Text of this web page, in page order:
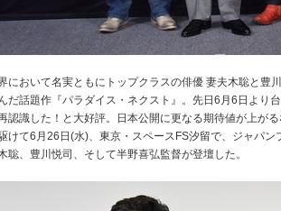
において名実ともにトップクラスの俳優 妻夫木聡と豊
だ話題作『パラダイス・ネクスト』。先日6月6日より
認識した！と大好評。日本公開に更なる期待値が上が
けて6月26日(水)、東京・スペースFS汐留で、ジャパ
聡、豊川悦司、そして半野喜弘監督が登壇した。